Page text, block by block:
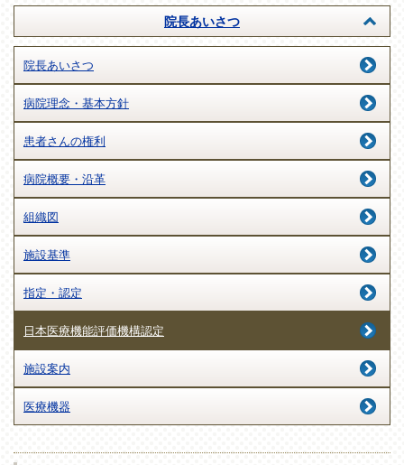
院長あいさつ
院長あいさつ
病院理念・基本方針
患者さんの権利
病院概要・沿革
組織図
施設基準
指定・認定
日本医療機能評価機構認定
施設案内
医療機器